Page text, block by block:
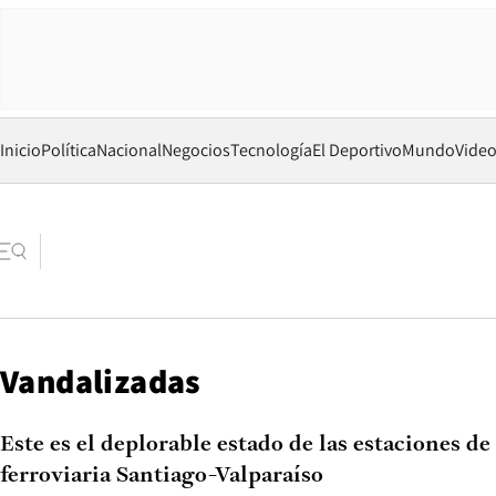
InicioPolíticaNacionalNegociosTecnologíaEl DeportivoMundo
Vandalizadas
Este es el deplorable estado de las estaciones
ferroviaria Santiago-Valparaíso